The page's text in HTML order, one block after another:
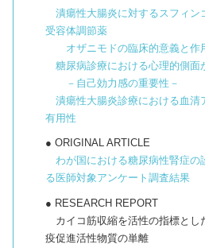
潰瘍性大腸炎に対するスフィン
受容体調節薬
オザニモドの臨床的意義と作
糖尿病診療における心理的側面
－自己効力感の重要性－
潰瘍性大腸炎診療における血
有用性
● ORIGINAL ARTICLE
わが国における糖尿病性腎症の
る医師対象アンケート調査結果
● RESEARCH REPORT
カイコ筋収縮を活性の指標とし
疫促進活性物質の単離